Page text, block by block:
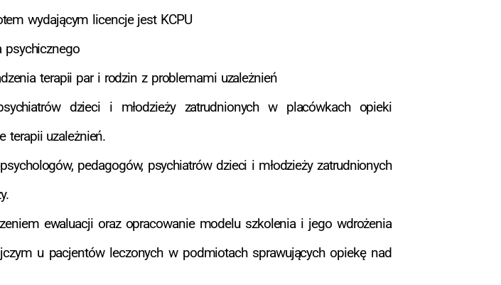
wydającym licencje jest KCPU
terapii par i rodzin z problemami uzależnień
dzieci i młodzieży zatrudnionych w placówkach opieki
terapii uzależnień.
pedagogów, psychiatrów dzieci i młodzieży zatrudnionych
ewaluacji oraz opracowanie modelu szkolenia i jego wdrożenia
u pacjentów leczonych w podmiotach sprawujących opiekę nad